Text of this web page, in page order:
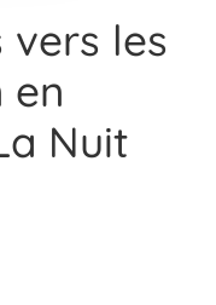
vers les
en
Nuit